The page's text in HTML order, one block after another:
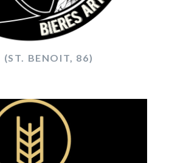
(ST. BENOIT, 86)